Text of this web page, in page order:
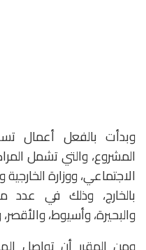
وبدأت بالفعل أعمال
المشروع، والتي تشمل
الاجتماعي، ووزارة
بالخارج، وذلك في عدد
والبحيرة، وأسيوط،